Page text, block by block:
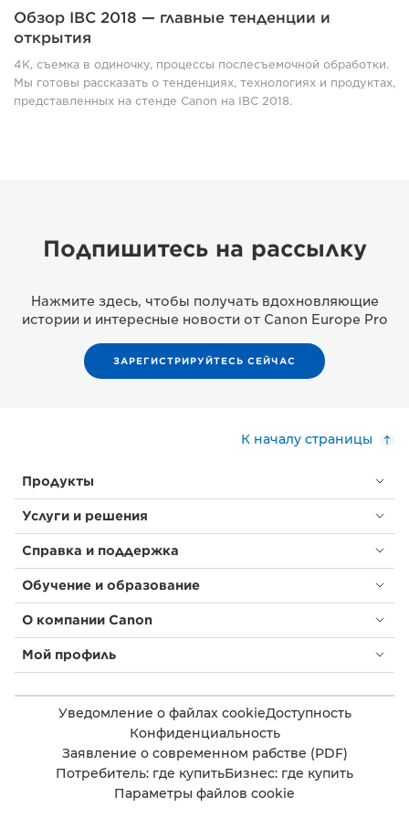
Обзор IBC 2018 — главные тенденции и
открытия
4K, съемка в одиночку, процессы послесъемочной обработки.
Мы готовы рассказать о тенденциях, технологиях и продуктах,
представленных на стенде Canon на IBC 2018.
Подпишитесь на рассылку
Нажмите здесь, чтобы получать вдохновляющие
истории и интересные новости от Canon Europe Pro
ЗАРЕГИСТРИРУЙТЕСЬ СЕЙЧАС
К началу страницы
Продукты
Услуги и решения
Справка и поддержка
Обучение и образование
О компании Canon
Мой профиль
Уведомление о файлах cookieДоступность
Конфиденциальность
Заявление о современном рабстве (PDF)
Потребитель: где купитьБизнес: где купить
Параметры файлов cookie